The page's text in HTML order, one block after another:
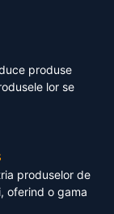
produse
lor se
produselor de
oferind o gama